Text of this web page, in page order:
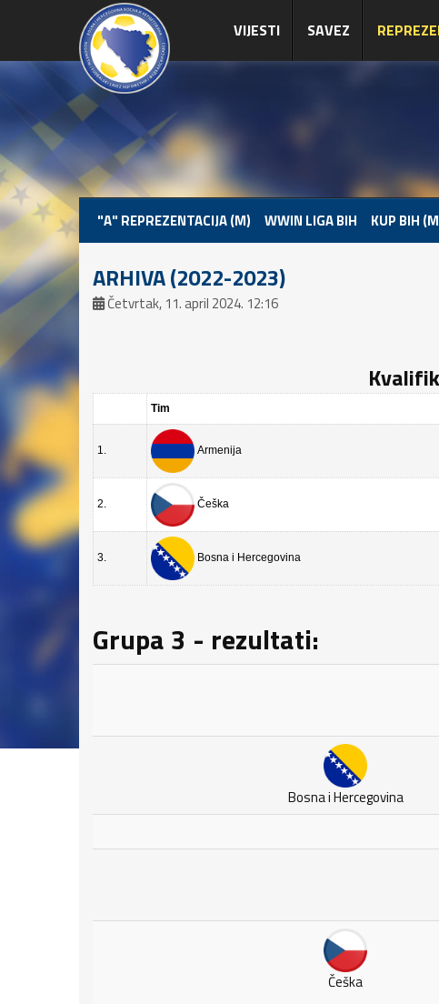
VIJESTI SAVEZ
"A" REPREZENTACIJA (M) WWIN LIGA BIH KUP BIH
ARHIVA (2022-2023)
Četvrtak, 11. april 2024. 12:16
Tim
1. Armenija
2. Češka
3. Bosna i Hercegovina
Grupa 3 - rezultati:
Bosna i Hercegovina
Češka